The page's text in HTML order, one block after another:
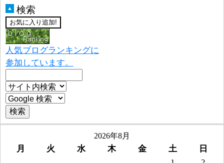
▲ 検索
人気ブログランキングに
参加しています。
2026年8月
月 火 水 木 金 土
日